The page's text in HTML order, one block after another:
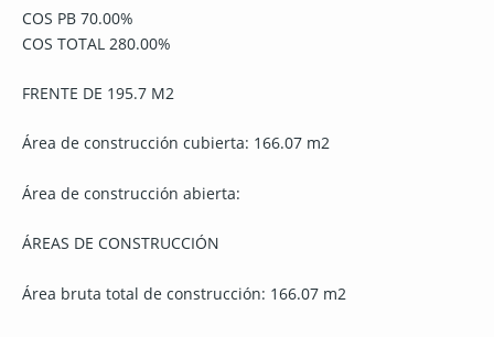
COS PB 70.00%
COS TOTAL 280.00%
FRENTE DE 195.7 M2
Área de construcción cubierta: 166.07 m2
Área de construcción abierta:
ÁREAS DE CONSTRUCCIÓN
Área bruta total de construcción: 166.07 m2